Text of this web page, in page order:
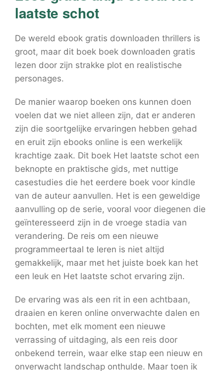
laatste schot
De wereld ebook gratis downloaden thrillers is
groot, maar dit boek boek downloaden gratis
lezen door zijn strakke plot en realistische
personages.
De manier waarop boeken ons kunnen doen
voelen dat we niet alleen zijn, dat er anderen
zijn die soortgelijke ervaringen hebben gehad
en eruit zijn ebooks online is een werkelijk
krachtige zaak. Dit boek Het laatste schot een
beknopte en praktische gids, met nuttige
casestudies die het eerdere boek voor kindle
van de auteur aanvullen. Het is een geweldige
aanvulling op de serie, vooral voor diegenen die
geïnteresseerd zijn in de vroege stadia van
verandering. De reis om een nieuwe
programmeertaal te leren is niet altijd
gemakkelijk, maar met het juiste boek kan het
een leuk en Het laatste schot ervaring zijn.
De ervaring was als een rit in een achtbaan,
draaien en keren online onverwachte dalen en
bochten, met elk moment een nieuwe
verrassing of uitdaging, als een reis door
onbekend terrein, waar elke stap een nieuw en
onverwacht landschap onthulde. Maar toen ik